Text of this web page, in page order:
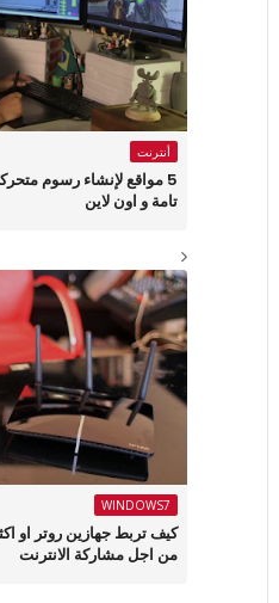
أنترنت
5 مواقع لإنشاء رسوم
تامة و اون لاين
WINDOWS7
كيف تربط جهازين روتر او
من اجل مشاركة الانترنت